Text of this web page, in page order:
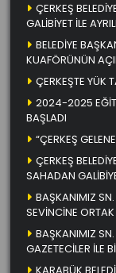
ÇERKEŞ
GALİBİYET İLE
BELEDİYE
KUAFÖRÜNÜN
ÇERKEŞTE YÜK
2024-2025
BAŞLADI
“ÇERKEŞ
ÇERKEŞ
SAHADAN
BAŞKANIMIZ
SEVİNCİNE
BAŞKANIMIZ
GAZETECİLER İLE